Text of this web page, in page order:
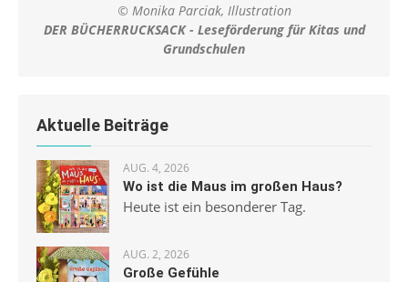
© Monika Parciak, Illustration
DER BÜCHERRUCKSACK - Leseförderung für Kitas und
Grundschulen
Aktuelle Beiträge
AUG. 4, 2026
Wo ist die Maus im großen Haus?
Heute ist ein besonderer Tag.
AUG. 2, 2026
Große Gefühle